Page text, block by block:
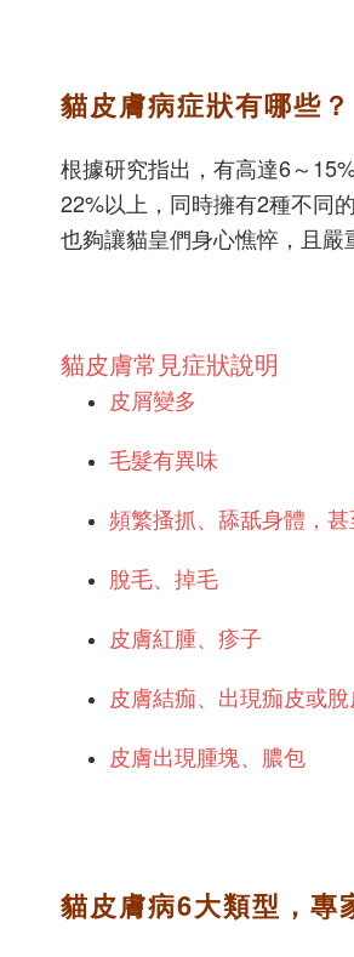
貓皮膚病症狀有哪些？
根據研究指出，有高達6～
22%以上，同時擁有2種不同
也夠讓貓皇們身心憔悴，且嚴
貓皮膚常見症狀說明
皮屑變多
毛髮有異味
頻繁搔抓、舔舐身體，甚
脫毛、掉毛
皮膚紅腫、疹子
皮膚結痂、出現痂皮或脫
皮膚出現腫塊、膿包
貓皮膚病6大類型，專